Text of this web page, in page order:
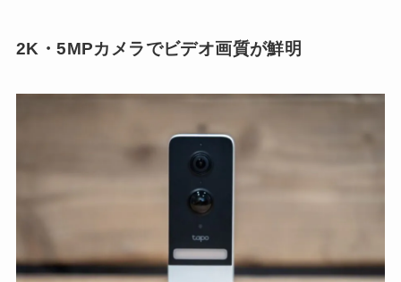
2K・5MPカメラでビデオ画質が鮮明